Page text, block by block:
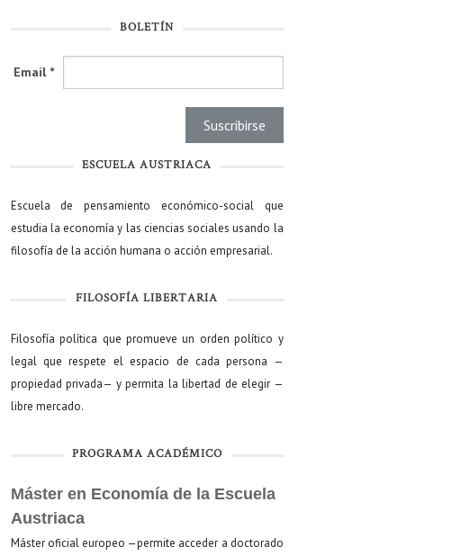
BOLETÍN
Email *
ESCUELA AUSTRIACA
Escuela de pensamiento económico-social que
estudia la economía y las ciencias sociales usando la
filosofía de la acción humana o acción empresarial.
FILOSOFÍA LIBERTARIA
Filosofía política que promueve un orden político y
legal que respete el espacio de cada persona —
propiedad privada— y permita la libertad de elegir —
libre mercado.
PROGRAMA ACADÉMICO
Máster en Economía de la Escuela
Austriaca
Máster oficial europeo —permite acceder a doctorado